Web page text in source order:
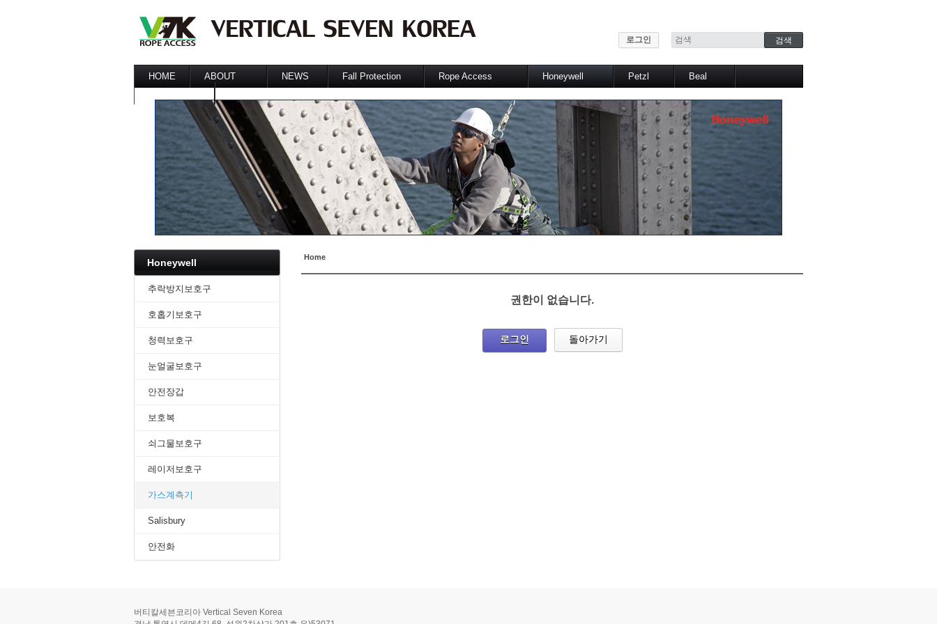
로그인
HOME ABOUT
주요사업
찿아오시는길
NEWS
시공실적
최신기술
Fall Protection
Vertical system
Horizontal system
Other System
추천장비 Package
제품가이드
Rope Access
Technic Lab.
Honeywell
호홉기보호구
청력보호구
눈얼굴보호구
안전장갑
보호복
쇠그물보호구
레이저보호구
가스계측기
Salisbury
안전화
Petzl
산업작업
헤드램프
택티컬
스포츠
Beal
CONTACT US
REFERENCE
Honeywell
추락방지보호구
호홉기보호구
청력보호구
눈얼굴보호구
안전장갑
보호복
쇠그물보호구
레이저보호구
가스계측기
Salisbury
안전화
Home
권한이 없습니다.
로그인 돌아가기
버티칼세븐코리아 Vertical Seven Korea